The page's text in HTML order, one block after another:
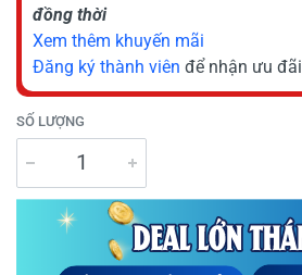
đồng thời
Xem thêm khuyến mãi
Đăng ký thành viên để nhận ưu đãi
SỐ LƯỢNG